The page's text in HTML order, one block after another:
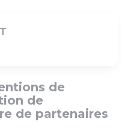
de
de
de partenaires